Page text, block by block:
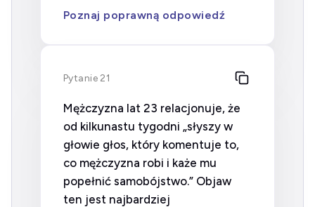
Poznaj poprawną odpowiedź
Pytanie 21
Mężczyzna lat 23 relacjonuje, że
od kilkunastu tygodni „słyszy w
głowie głos, który komentuje to,
co mężczyzna robi i każe mu
popełnić samobójstwo.” Objaw
ten jest najbardziej